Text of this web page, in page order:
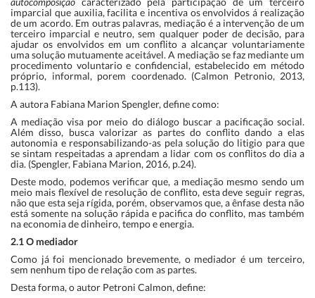
imparcial que auxilia, facilita e incentiva os envolvidos á realização
de um acordo. Em outras palavras, mediação é a intervenção de um
terceiro imparcial e neutro, sem qualquer poder de decisão, para
ajudar os envolvidos em um conflito a alcançar voluntariamente
uma solução mutuamente aceitável. A mediação se faz mediante um
procedimento voluntario e confidencial, estabelecido em método
próprio, informal, porem coordenado. (Calmon Petronio, 2013,
p.113).
A autora Fabiana Marion Spengler, define como:
A mediação visa por meio do diálogo buscar a pacificação social.
Além disso, busca valorizar as partes do conflito dando a elas
autonomia e responsabilizando-as pela solução do litigio para que
se sintam respeitadas a aprendam a lidar com os conflitos do dia a
dia. (Spengler, Fabiana Marion, 2016, p.24).
Deste modo, podemos verificar que, a mediação mesmo sendo um
meio mais flexível de resolução de conflito, esta deve seguir regras,
não que esta seja rígida, porém, observamos que, a ênfase desta não
está somente na solução rápida e pacifica do conflito, mas também
na economia de dinheiro, tempo e energia.
2.1 O mediador
Como já foi mencionado brevemente, o mediador é um terceiro,
sem nenhum tipo de relação com as partes.
Desta forma, o autor Petroni Calmon, define: